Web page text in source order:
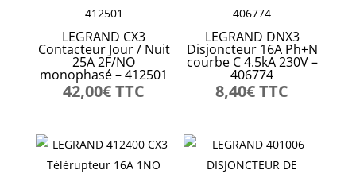
LEGRAND CX3
Contacteur Jour / Nuit
25A 2F/NO
monophasé – 412501
42,00€TTC
LEGRAND DNX3
Disjoncteur 16A Ph+N
courbe C 4.5kA 230V –
406774
8,40€TTC